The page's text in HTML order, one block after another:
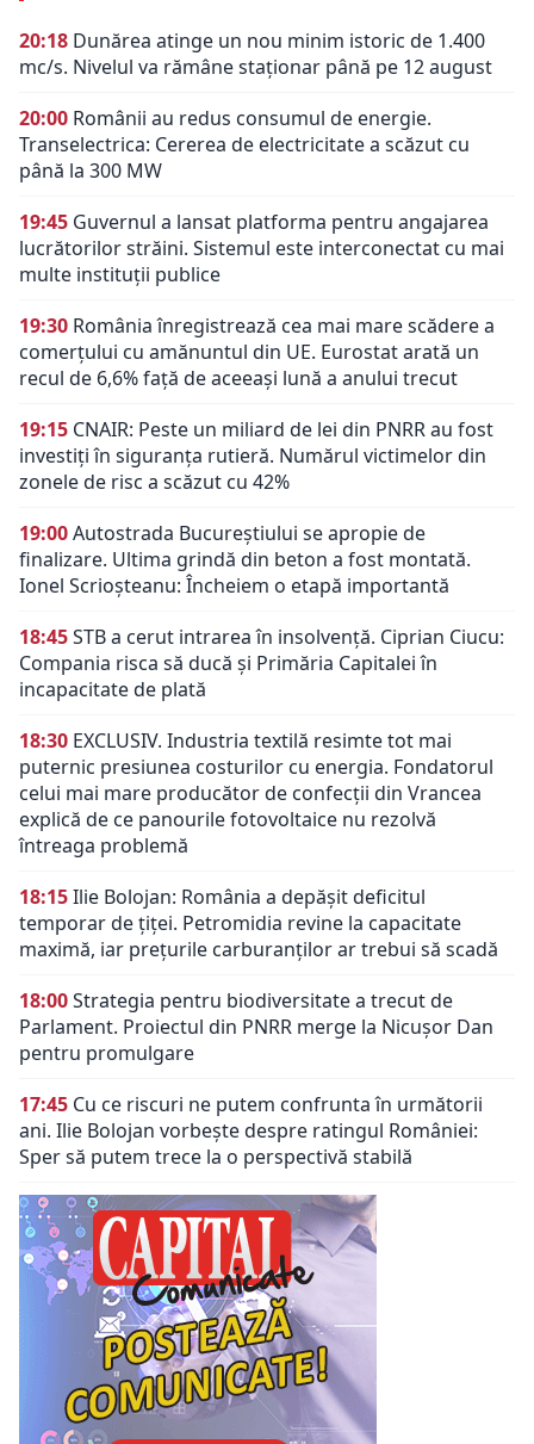
20:18 Dunărea atinge un nou minim istoric de 1.400
mc/s. Nivelul va rămâne staționar până pe 12 august
20:00 Românii au redus consumul de energie.
Transelectrica: Cererea de electricitate a scăzut cu
până la 300 MW
19:45 Guvernul a lansat platforma pentru angajarea
lucrătorilor străini. Sistemul este interconectat cu mai
multe instituții publice
19:30 România înregistrează cea mai mare scădere a
comerțului cu amănuntul din UE. Eurostat arată un
recul de 6,6% față de aceeași lună a anului trecut
19:15 CNAIR: Peste un miliard de lei din PNRR au fost
investiți în siguranța rutieră. Numărul victimelor din
zonele de risc a scăzut cu 42%
19:00Autostrada Bucureștiului se apropie de
finalizare. Ultima grindă din beton a fost montată.
Ionel Scrioșteanu: Încheiem o etapă importantă
18:45STB a cerut intrarea în insolvență. Ciprian Ciucu:
Compania risca să ducă și Primăria Capitalei în
incapacitate de plată
18:30 EXCLUSIV. Industria textilă resimte tot mai
puternic presiunea costurilor cu energia. Fondatorul
celui mai mare producător de confecții din Vrancea
explică de ce panourile fotovoltaice nu rezolvă
întreaga problemă
18:15Ilie Bolojan: România a depășit deficitul
temporar de țiței. Petromidia revine la capacitate
maximă, iar prețurile carburanților ar trebui să scadă
18:00Strategia pentru biodiversitate a trecut de
Parlament. Proiectul din PNRR merge la Nicușor Dan
pentru promulgare
17:45 Cu ce riscuri ne putem confrunta în următorii
ani. Ilie Bolojan vorbește despre ratingul României:
Sper să putem trece la o perspectivă stabilă